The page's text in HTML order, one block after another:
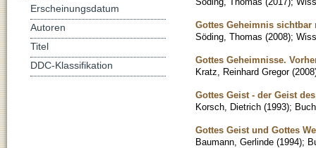
Gottes Geheimnis sichtbar
Söding, Thomas (2008);
Gottes Geheimnisse.
Kratz, Reinhard Gregor (2008
Gottes Geist - der Geist
Korsch, Dietrich (1993); Buch
Gottes Geist und Gottes
Baumann, Gerlinde (1994);
Erscheinungsdatum
Autoren
Titel
DDC-Klassifikation